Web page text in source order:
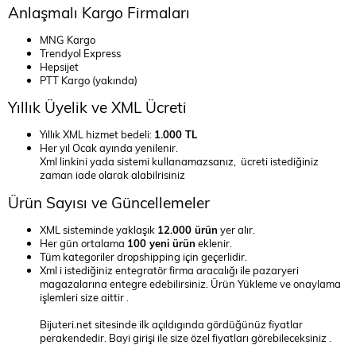
Anlaşmalı Kargo Firmaları
MNG Kargo
Trendyol Express
Hepsijet
PTT Kargo (yakında)
Yıllık Üyelik ve XML Ücreti
Yıllık XML hizmet bedeli: 1.000 TL
Her yıl Ocak ayında yenilenir.
Xml linkini yada sistemi kullanamazsanız, ücreti istediğiniz
zaman iade olarak alabilrisiniz
Ürün Sayısı ve Güncellemeler
XML sisteminde yaklaşık 12.000 ürün yer alır.
Her gün ortalama 100 yeni ürün eklenir.
Tüm kategoriler dropshipping için geçerlidir.
Xml i istediğiniz entegratör firma aracalığı ile pazaryeri
magazalarına entegre edebilirsiniz. Ürün Yükleme ve onaylama
işlemleri size aittir .
Bijuteri.net sitesinde ilk açıldıgında gördüğünüz fiyatlar
perakendedir. Bayi girişi ile size özel fiyatları görebileceksiniz .